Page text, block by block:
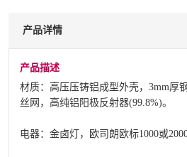
产品详情
产品描述
材质：高压压铸铝成型外壳，3mm厚
丝网，高纯铝阳极反射器(99.8%)。
电器：金卤灯，欧司朗欧标1000或